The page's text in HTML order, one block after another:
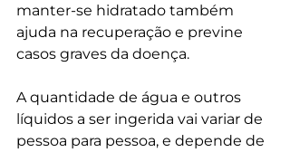
manter-se hidratado também
ajuda na recuperação e previne
casos graves da doença.
A quantidade de água e outros
líquidos a ser ingerida vai variar de
pessoa para pessoa, e depende de